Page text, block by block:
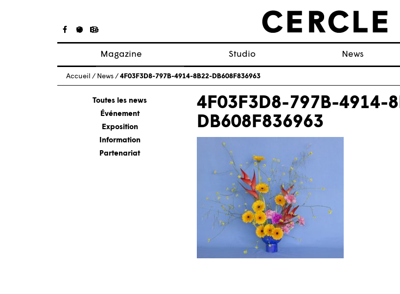
Magazine
Articles
À propos
Numéros
Studio News
Accueil / News / 4F03F3D8-797B-4914-8B22-DB608F836963
Toutes les news
Événement
Exposition
Information
Partenariat
4F03F3D8-797B-4914-
DB608F836963